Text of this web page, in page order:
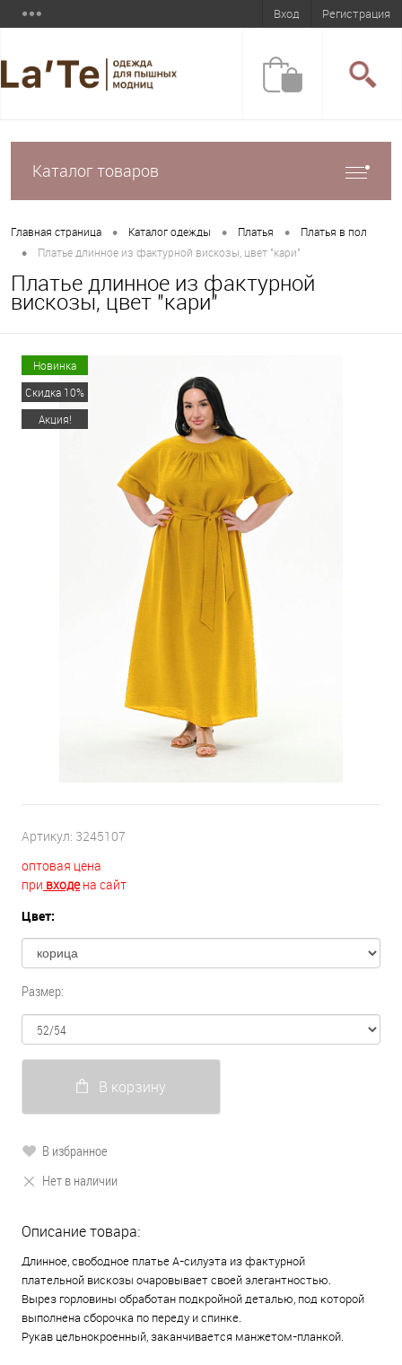
Вход Регистрация
Каталог товаров
Главная страница • Каталог одежды • Платья • Платья в пол
• Платье длинное из фактурной вискозы, цвет "кари"
Платье длинное из фактурной
вискозы, цвет "кари"
Новинка
Скидка 10%
Акция!
Артикул: 3245107
оптовая цена
при входена сайт
Цвет:
Размер:
В корзину
В избранное
Нет в наличии
Описание товара:
Длинное, свободное платье А-силуэта из фактурной
плательной вискозы очаровывает своей элегантностью.
Вырез горловины обработан подкройной деталью, под которой
выполнена сборочка по переду и спинке.
Рукав цельнокроенный, заканчивается манжетом-планкой.